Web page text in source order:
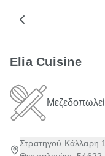
Elia Cuisine
Στρατηγού Κάλλαρη